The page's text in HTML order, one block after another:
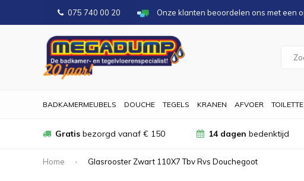
075 740 00 20 Onze klanten beoordelen ons met een
BADKAMERMEUBELS DOUCHE TEGELS KRANEN AFVOER
Gratis bezorgd vanaf € 150 14 dagen bedenktijd
Home Glasrooster Zwart 110X7 Tbv Rvs Douchegoot